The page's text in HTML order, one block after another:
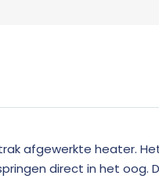
afgewerkte heater.
direct in het oog.